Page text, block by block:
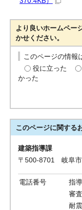
より良いホームペー
かせください。
このページの情報
役に立った
かった
このページに関する
建築指導課
〒500-8701 岐阜
電話番号
指
審
耐